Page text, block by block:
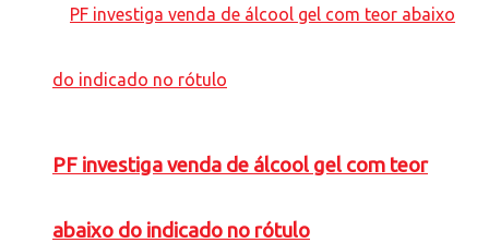
PF investiga venda de álcool gel com teor
abaixo do indicado no rótulo